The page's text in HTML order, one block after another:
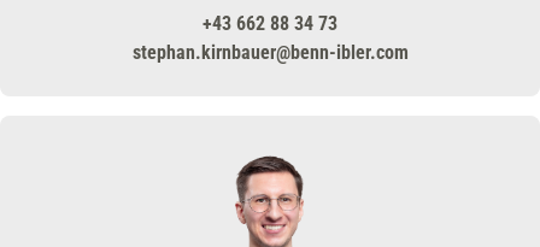
+43 662 88 34 73
stephan.kirnbauer@benn-ibler.com